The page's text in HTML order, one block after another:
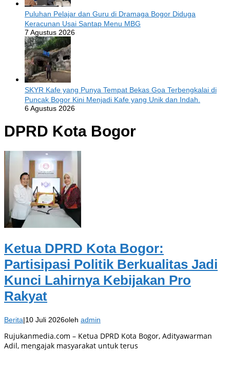
Puluhan Pelajar dan Guru di Dramaga Bogor Diduga
Keracunan Usai Santap Menu MBG
7 Agustus 2026
SKYR Kafe yang Punya Tempat Bekas Goa Terbengkalai di
Puncak Bogor Kini Menjadi Kafe yang Unik dan Indah.
6 Agustus 2026
DPRD Kota Bogor
Ketua DPRD Kota Bogor:
Partisipasi Politik Berkualitas Jadi
Kunci Lahirnya Kebijakan Pro
Rakyat
Berita|10 Juli 2026oleh admin
Rujukanmedia.com – Ketua DPRD Kota Bogor, Adityawarman
Adil, mengajak masyarakat untuk terus